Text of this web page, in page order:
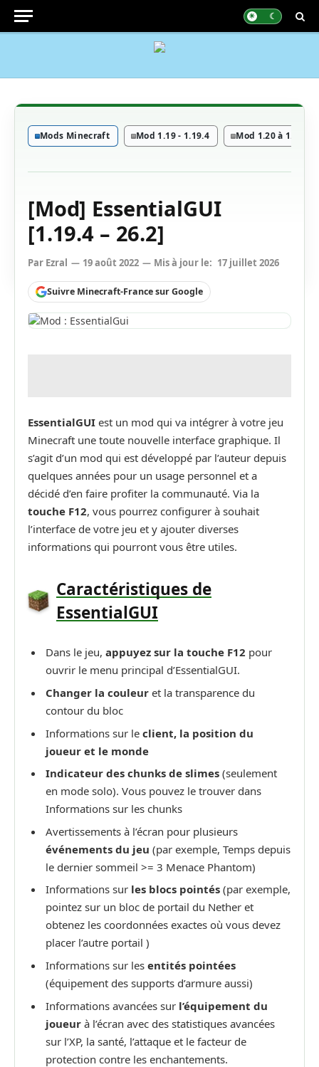
Mods Minecraft Mod 1.19 - 1.19.4 Mod 1.20 à 1.20.6
[Mod] EssentialGUI
[1.19.4 – 26.2]
Par Ezral 19 août 2022 Mis à jour le: 17 juillet 2026
Suivre Minecraft-France sur Google
EssentialGUI est un mod qui va intégrer à votre jeu
Minecraft une toute nouvelle interface graphique. Il
s’agit d’un mod qui est développé par l’auteur depuis
quelques années pour un usage personnel et a
décidé d’en faire profiter la communauté. Via la
touche F12, vous pourrez configurer à souhait
l’interface de votre jeu et y ajouter diverses
informations qui pourront vous être utiles.
Caractéristiques de
EssentialGUI
Dans le jeu, appuyez sur la touche F12 pour
ouvrir le menu principal d’EssentialGUI.
Changer la couleur et la transparence du
contour du bloc
Informations sur le client, la position du
joueur et le monde
Indicateur des chunks de slimes (seulement
en mode solo). Vous pouvez le trouver dans
Informations sur les chunks
Avertissements à l’écran pour plusieurs
événements du jeu (par exemple, Temps depuis
le dernier sommeil >= 3 Menace Phantom)
Informations sur les blocs pointés (par exemple,
pointez sur un bloc de portail du Nether et
obtenez les coordonnées exactes où vous devez
placer l’autre portail )
Informations sur les entités pointées
(équipement des supports d’armure aussi)
Informations avancées sur l’équipement du
joueur à l’écran avec des statistiques avancées
sur l’XP, la santé, l’attaque et le facteur de
protection contre les enchantements.